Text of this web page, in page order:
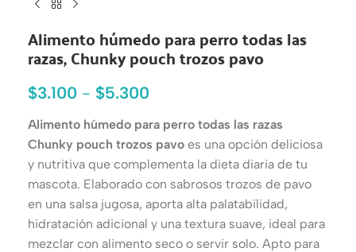
Alimento húmedo para perro todas las
razas, Chunky pouch trozos pavo
$3.100 - $5.300
Alimento húmedo para perro todas las razas
Chunky pouch trozos pavo es una opción deliciosa
y nutritiva que complementa la dieta diaria de tu
mascota. Elaborado con sabrosos trozos de pavo
en una salsa jugosa, aporta alta palatabilidad,
hidratación adicional y una textura suave, ideal para
mezclar con alimento seco o servir solo. Apto para